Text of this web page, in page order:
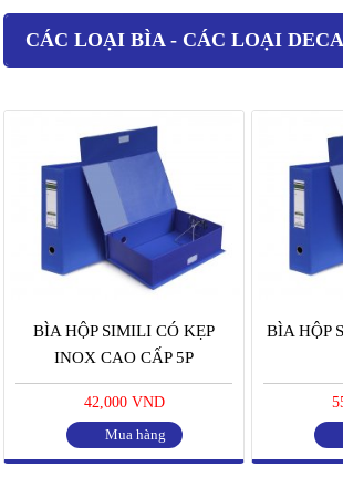
CÁC LOẠI BÌA - CÁC LOẠI
BÌA HỘP SIMILI CÓ KẸP
INOX CAO CẤP 5P
42,000 VND
Mua hàng
BÌA HỘP